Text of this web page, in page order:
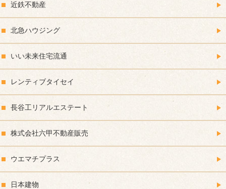
近鉄不動産
北急ハウジング
いい未来住宅流通
レンティブタイセイ
長谷工リアルエステート
株式会社六甲不動産販売
ウエマチプラス
日本建物